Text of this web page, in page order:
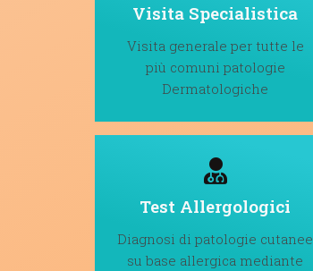
Visita Specialistica
Visita generale per tutte le
più comuni patologie
Dermatologiche
Test Allergologici
Diagnosi di patologie cutanee
su base allergica mediante